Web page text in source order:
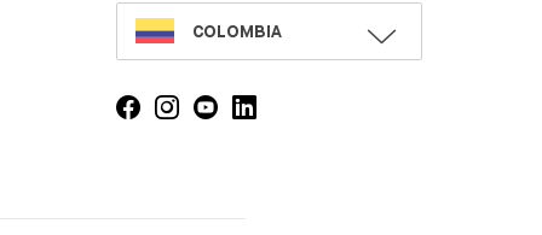
SELECT
LANGUAGE
COLOMBIA